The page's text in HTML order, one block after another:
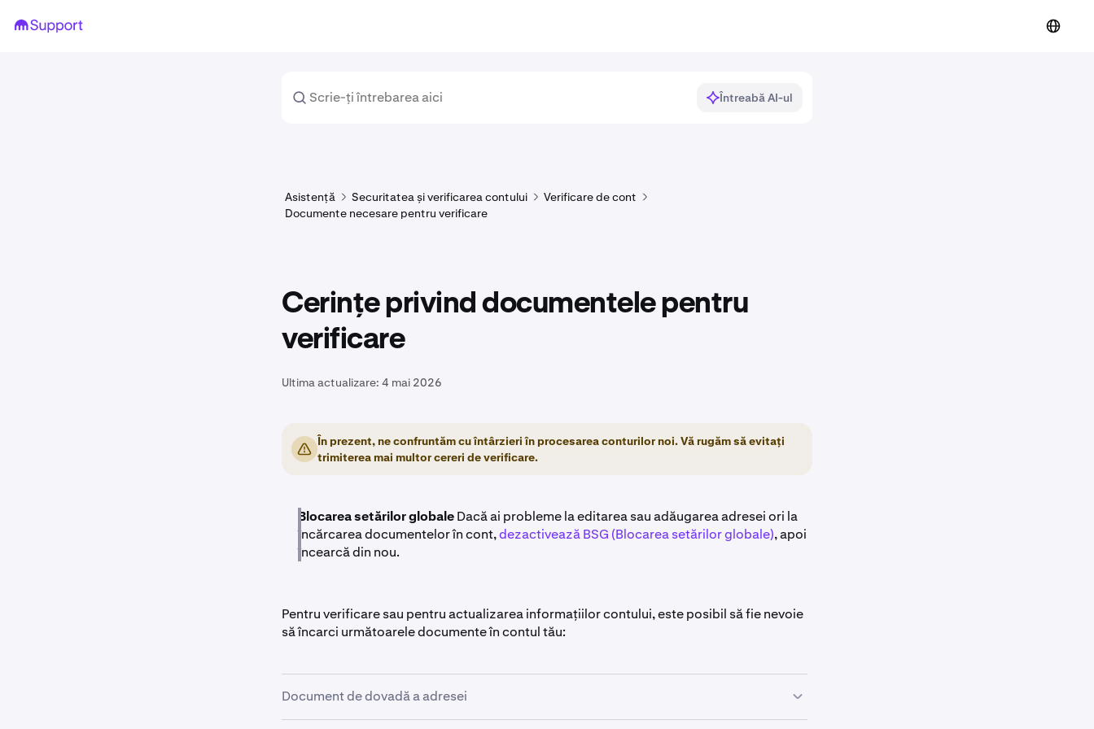
Întreabă AI-ul
Asistență Securitatea și verificarea contului
Verificare de cont
Documente necesare pentru verificare
Cerințe privind documentele pentru
verificare
Ultima actualizare: 4 mai 2026
În prezent, ne confruntăm cu întârzieri în procesarea conturilor noi. Vă rugăm să evitați
trimiterea mai multor cereri de verificare.
Blocarea setărilor globaleDacă ai probleme la editarea sau adăugarea adresei ori la
încărcarea documentelor în cont,dezactivează BSG (Blocarea setărilor globale), apoi
încearcă din nou.
Pentru verificare sau pentru actualizarea informațiilor contului, este posibil să fie nevoie
să încarci următoarele documente în contul tău:
Document de dovadă a adresei